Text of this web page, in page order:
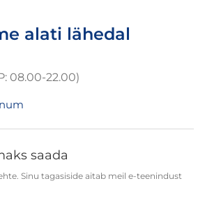
alati lähedal
08.00-22.00)
saada
Sinu tagasiside aitab meil e-teenindust